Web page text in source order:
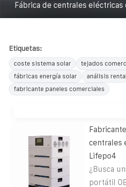
Fábrica de centrales eléctricas
Etiquetas:
coste sistema solar
tejados
fábricas energía solar
análisis
fabricante paneles comerciales
centrales
Lifepo4
¿Busca
portátil